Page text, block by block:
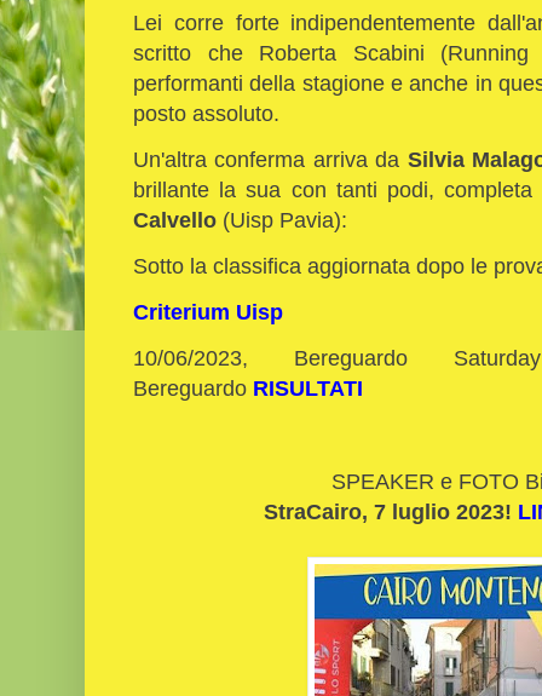
Lei corre forte indipendentemente
scritto che Roberta Scabini
performanti della stagione e anche in
posto assoluto.
Un'altra conferma arriva da Silvia
brillante la sua con tanti podi,
Calvello (Uisp Pavia):
Sotto la classifica aggiornata dopo le
Criterium Uisp
10/06/2023, Bereguardo
Bereguardo RISULTATI
SPEAKER e FOTO
StraCairo, 7 luglio 2023!